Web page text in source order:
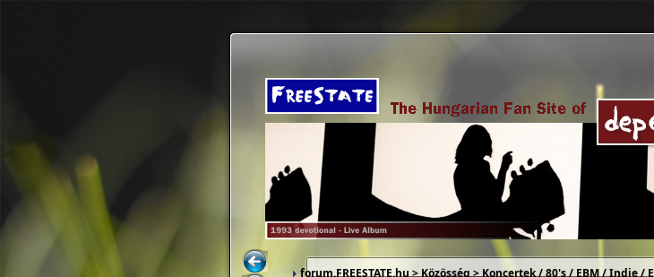
forum.FREESTATE.hu>Közösség>Koncertek / 80's / EBM / Indie /